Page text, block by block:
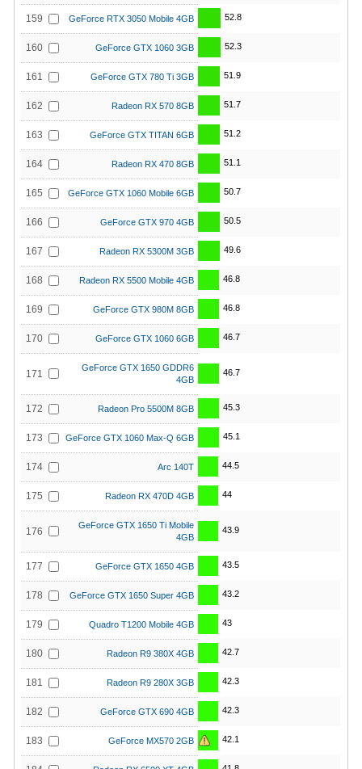
159 GeForce RTX 3050 Mobile 4GB 52.8
160 GeForce GTX 1060 3GB 52.3
161 GeForce GTX 780 Ti 3GB 51.9
162 Radeon RX 570 8GB 51.7
163 GeForce GTX TITAN 6GB 51.2
164 Radeon RX 470 8GB 51.1
165 GeForce GTX 1060 Mobile 6GB 50.7
166 GeForce GTX 970 4GB 50.5
167 Radeon RX 5300M 3GB 49.6
168 Radeon RX 5500 Mobile 4GB 46.8
169 GeForce GTX 980M 8GB 46.8
170 GeForce GTX 1060 6GB 46.7
171
GeForce GTX 1650 GDDR6
4GB
46.7
172 Radeon Pro 5500M 8GB 45.3
173 GeForce GTX 1060 Max-Q 6GB 45.1
174 Arc 140T 44.5
175 Radeon RX 470D 4GB 44
176
GeForce GTX 1650 Ti Mobile
4GB
43.9
177 GeForce GTX 1650 4GB 43.5
178 GeForce GTX 1650 Super 4GB 43.2
179 Quadro T1200 Mobile 4GB 43
180 Radeon R9 380X 4GB 42.7
181 Radeon R9 280X 3GB 42.3
182 GeForce GTX 690 4GB 42.3
183 GeForce MX570 2GB 42.1